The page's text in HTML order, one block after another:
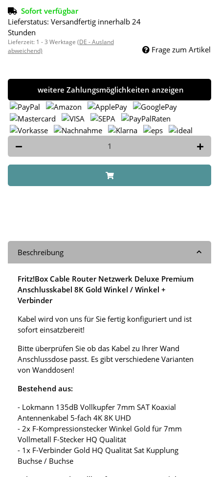
Sofort verfügbar
Lieferstatus: Versandfertig innerhalb 24
Stunden
Lieferzeit: 1 - 3 Werktage (DE - Ausland
abweichend)
Frage zum Artikel
weitere Zahlungsmöglichkeiten anzeigen
Beschreibung
Fritz!Box Cable Router Netzwerk Deluxe Premium
Anschlusskabel 8K Gold Winkel / Winkel +
Verbinder
Kabel wird von uns für Sie fertig konfiguriert und ist
sofort einsatzbereit!
Bitte überprüfen Sie ob das Kabel zu Ihrer Wand
Anschlussdose passt. Es gibt verschiedene Varianten
von Wanddosen!
Bestehend aus:
- Lokmann 135dB Vollkupfer 7mm SAT Koaxial
Antennenkabel 5-fach 4K 8K UHD
- 2x F-Kompressionstecker Winkel Gold für 7mm
Vollmetall F-Stecker HQ Qualität
- 1x F-Verbinder Gold HQ Qualität Sat Kupplung
Buchse / Buchse